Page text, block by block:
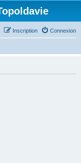
Connexion
Inscription